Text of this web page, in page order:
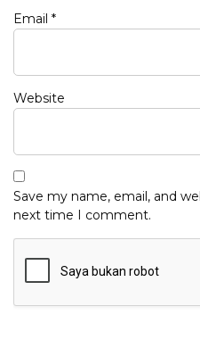
Email *
Website
Save my name, email, and
next time I comment.